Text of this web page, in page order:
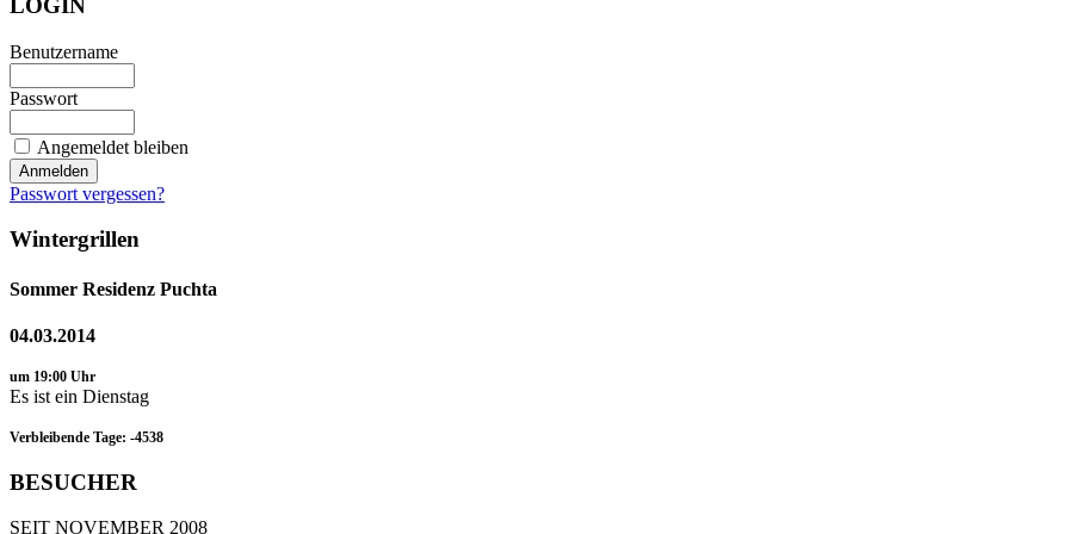
LOGIN
Benutzername
Passwort
Angemeldet bleiben
Passwort vergessen?
Wintergrillen
Sommer Residenz Puchta
04.03.2014
um 19:00 Uhr
Es ist ein Dienstag
Verbleibende Tage: -4538
BESUCHER
SEIT NOVEMBER 2008